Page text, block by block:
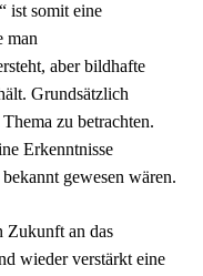
ist somit eine
man
aber bildhafte
Grundsätzlich
zu betrachten.
Erkenntnisse
gewesen wären.
Zukunft an das
wieder verstärkt eine